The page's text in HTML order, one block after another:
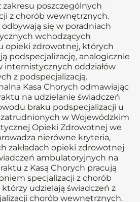
zakresu poszczególnych
z chorób wewnętrznych.
się w poradniach
wchodzących
opieki zdrowotnej, których
podspecjalizację, analogicznie
internistycznych oddziałów
z podspecjalizacją.
Kasa Chorych odmawiając
na udzielanie świadczeń
braku podspecjalizacji u
w Wojewódzkim
Opieki Zdrowotnej we
nierówne kryteria,
zakładach opieki zdrowotnej
ambulatoryjnych na
z Kasą Chorych pracują
specjalizacji z chorób
udzielają świadczeń z
chorób wewnętrznych.